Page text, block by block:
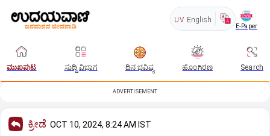
UV English
E-Paper
ಮುಖಪುಟ ಸುದ್ದಿ ವಿಭಾಗ ದಿನ ಭವಿಷ್ಯ ಹೊಂಗಿರಣ Search
ADVERTISEMENT
ಕ್ರೀಡೆ OCT 10, 2024, 8:24 AM IST